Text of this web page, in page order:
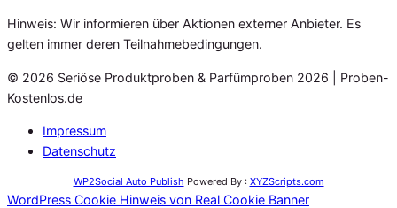
Hinweis: Wir informieren über Aktionen externer Anbieter. Es
gelten immer deren Teilnahmebedingungen.
© 2026 Seriöse Produktproben & Parfümproben 2026 | Proben-
Kostenlos.de
Impressum
Datenschutz
WP2Social Auto Publish Powered By : XYZScripts.com
WordPress Cookie Hinweis von Real Cookie Banner